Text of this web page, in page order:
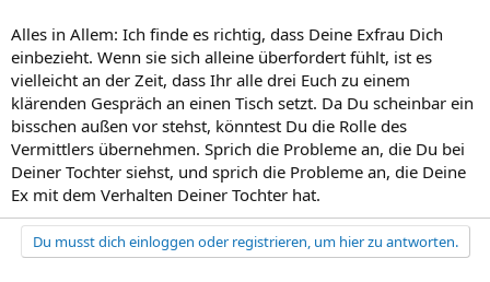
Alles in Allem: Ich finde es richtig, dass Deine Exfrau Dich
einbezieht. Wenn sie sich alleine überfordert fühlt, ist es
vielleicht an der Zeit, dass Ihr alle drei Euch zu einem
klärenden Gespräch an einen Tisch setzt. Da Du scheinbar ein
bisschen außen vor stehst, könntest Du die Rolle des
Vermittlers übernehmen. Sprich die Probleme an, die Du bei
Deiner Tochter siehst, und sprich die Probleme an, die Deine
Ex mit dem Verhalten Deiner Tochter hat.
Du musst dich einloggen oder registrieren, um hier zu antworten.